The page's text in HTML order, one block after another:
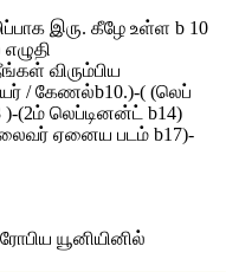
இரு. கீழே உள்ள b 10
விரும்பிய
/ கேணல்b10.)-( (லெப்
(2ம் லெப்டினன்ட் b14)
ஏனைய படம் b17)-
யூனியினில்